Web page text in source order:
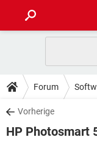
ANDROID
WINDOWS 10
WHATSAPP
TIPPS & TRICKS
SPIELE
DOWNLOADS
SPIELE
Forum
Vorherige
HP Photosmart